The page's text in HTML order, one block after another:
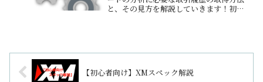
と、その見方を解説していきます！初心
【初心者向け】XMスペック解説